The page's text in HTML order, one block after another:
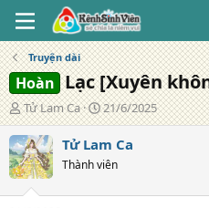
Truyện dài
Hoàn Lạc [Xuyên
T
á
c
g
i
ả
Tử Lam Ca
N
g
à
y
đ
21/6/2025
Tử Lam Ca
Thành viên